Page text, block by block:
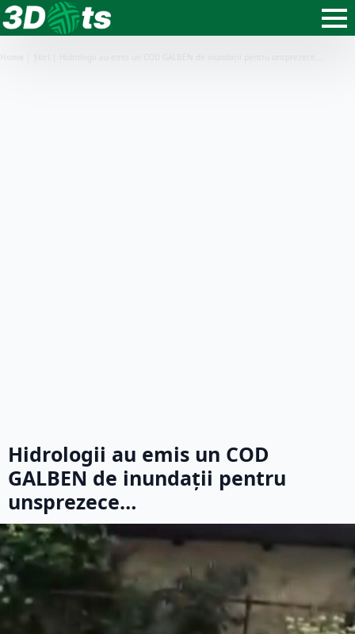
Hidrologii au emis un COD
GALBEN de inundații pentru
unsprezece…